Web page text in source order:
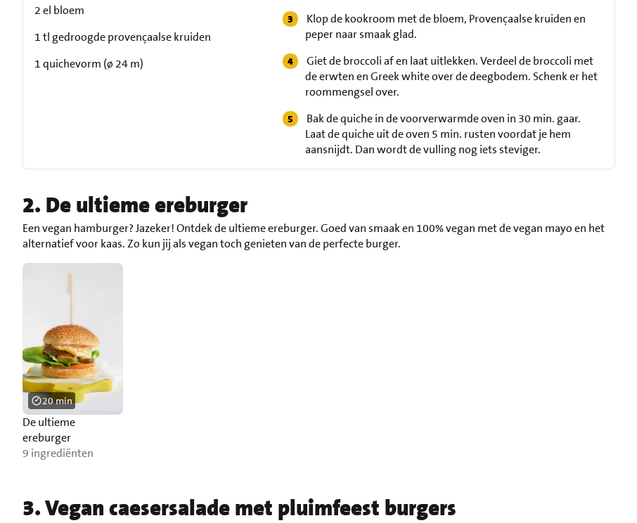
2 el bloem
1 tl gedroogde provençaalse kruiden
1 quichevorm (ø 24 m)
Klop de kookroom met de bloem, Provençaalse kruiden en
peper naar smaak glad.
Giet de broccoli af en laat uitlekken. Verdeel de broccoli met
de erwten en Greek white over de deegbodem. Schenk er het
roommengsel over.
Bak de quiche in de voorverwarmde oven in 30 min. gaar.
Laat de quiche uit de oven 5 min. rusten voordat je hem
aansnijdt. Dan wordt de vulling nog iets steviger.
2. De ultieme ereburger
Een vegan hamburger? Jazeker! Ontdek de ultieme ereburger. Goed van smaak en 100% vegan met de vegan mayo en het
alternatief voor kaas. Zo kun jij als vegan toch genieten van de perfecte burger.
De ultieme
ereburger
9 ingrediënten
20 min
3. Vegan caesersalade met pluimfeest burgers